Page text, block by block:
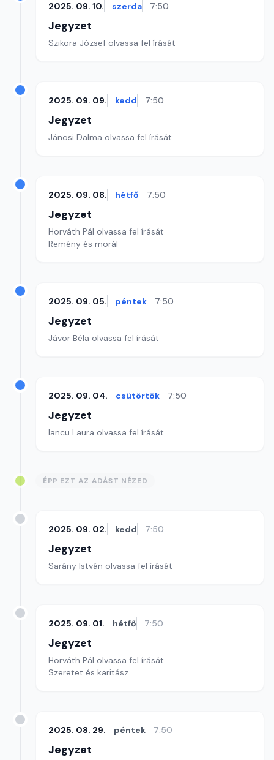
2025. 09. 10. szerda 7:50
Jegyzet
Szikora József olvassa fel írását
2025. 09. 09. kedd 7:50
Jegyzet
Jánosi Dalma olvassa fel írását
2025. 09. 08. hétfő 7:50
Jegyzet
Horváth Pál olvassa fel írását
Remény és morál
2025. 09. 05. péntek 7:50
Jegyzet
Jávor Béla olvassa fel írását
2025. 09. 04. csütörtök 7:50
Jegyzet
Iancu Laura olvassa fel írását
ÉPP EZT AZ ADÁST NÉZED
2025. 09. 02. kedd 7:50
Jegyzet
Sarány István olvassa fel írását
2025. 09. 01. hétfő 7:50
Jegyzet
Horváth Pál olvassa fel írását
Szeretet és karitász
2025. 08. 29. péntek 7:50
Jegyzet